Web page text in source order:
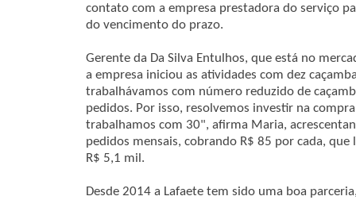
contato com a empresa prestadora do serviço
do vencimento do prazo.
Gerente da Da Silva Entulhos, que está no
a empresa iniciou as atividades com dez
trabalhávamos com número reduzido de
pedidos. Por isso, resolvemos investir na
trabalhamos com 30", afirma Maria,
pedidos mensais, cobrando R$ 85 por cada,
R$ 5,1 mil.
Desde 2014 a Lafaete tem sido uma boa